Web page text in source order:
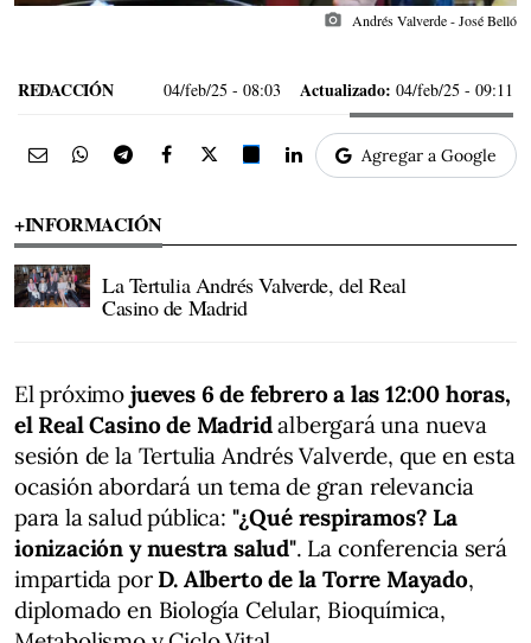
photo_camera Andrés Valverde - José Belló
REDACCIÓN 04/feb/25 - 08:03 Actualizado: 04/feb/25 - 09:11
Agregar a Google
+INFORMACIÓN
La Tertulia Andrés Valverde, del Real
Casino de Madrid
El próximo jueves 6 de febrero a las 12:00 horas,
el Real Casino de Madridalbergará una nueva
sesión de la Tertulia Andrés Valverde, que en esta
ocasión abordará un tema de gran relevancia
para la salud pública: "¿Qué respiramos? La
ionización y nuestra salud". La conferencia será
impartida por D. Alberto de la Torre Mayado,
diplomado en Biología Celular, Bioquímica,